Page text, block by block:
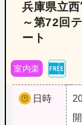
兵庫県立
～第72回
ート
室内楽
日時